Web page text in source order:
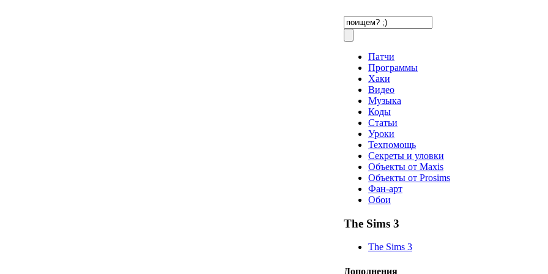
Патчи
Программы
Хаки
Видео
Музыка
Коды
Статьи
Уроки
Техпомощь
Секреты и уловки
Объекты от Maxis
Объекты от Prosims
Фан-арт
Обои
The Sims 3
The Sims 3
Дополнения